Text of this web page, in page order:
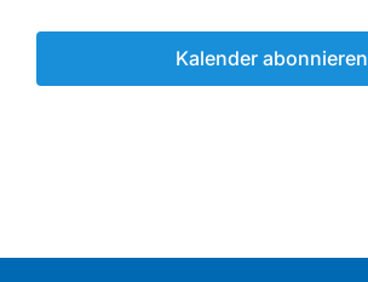
Kalender abonnieren